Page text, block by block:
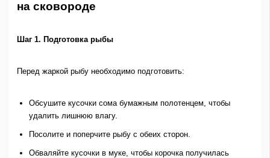
на сковороде
Шаг 1. Подготовка рыбы
Перед жаркой рыбу необходимо подготовить:
Обсушите кусочки сома бумажным полотенцем, чтобы
удалить лишнюю влагу.
Посолите и поперчите рыбу с обеих сторон.
Обваляйте кусочки в муке, чтобы корочка получилась